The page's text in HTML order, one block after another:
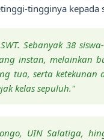
tingginya
Sebanyak 38
instan, melainkan
tua, serta ketekunan
kelas sepuluh."
UIN Salatiga,